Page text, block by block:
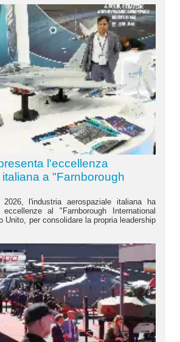
l'eccellenza
a "Farnborough
l'industria aerospaziale italiana ha
al "Farnborough International
Unito, per consolidare la propria leadership